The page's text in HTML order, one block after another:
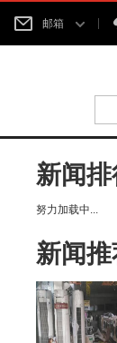
邮箱
新闻
努力加载中...
新闻